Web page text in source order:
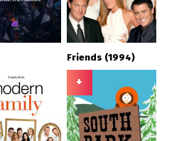
Friends (1994)
+